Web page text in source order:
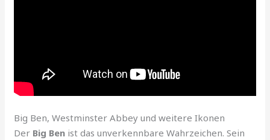
Big Ben, Westminster Abbey und weitere Ikonen
Der Big Ben ist das unverkennbare Wahrzeichen. Sein